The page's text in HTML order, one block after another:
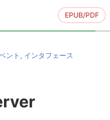
EPUB/PDF
ント, インタフェース